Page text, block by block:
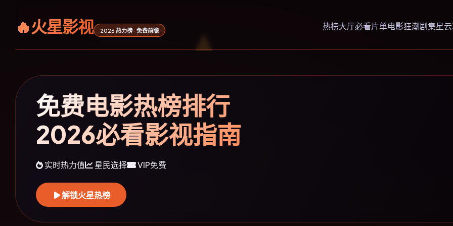
🔥火星影视 2026 热力榜 · 免费前瞻 热榜大厅必看片单电影狂潮剧集星云
免费电影热榜排行
2026必看影视指南
实时热力值 星民选择 VIP免费
解锁火星热榜